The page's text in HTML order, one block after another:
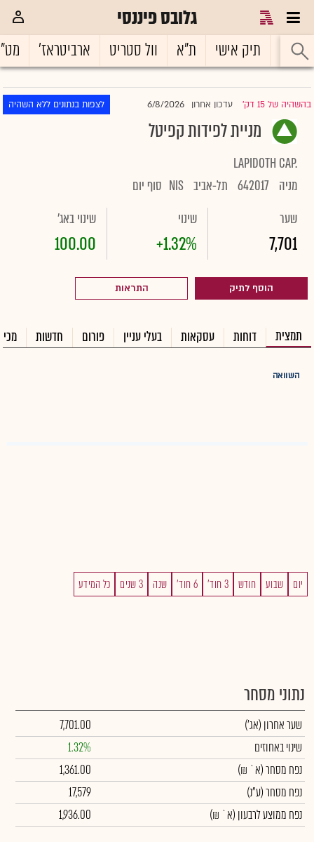
גלובס פיננסי
ראשי תיק אישי ת"א וול סטריט ארביטראז'
בהשהיה של 15 דק' |עדכון אחרון 6/8/2026 לצפות בנתונים ללא השהיה
מניית לפידות קפיטל
LAPIDOTH CAP.
מניה 642017 תל-אביב NIS סוף יום
שער
7,701
שינוי
+1.32%
שינוי באג'
100.00
הוסף לתיק התראות
תמצית דוחות עסקאות בעלי עניין פורום חדשות
השוואה
יום שבוע חודש 3 חוד' 6 חוד' שנה 3 שנים כל המידע
נתוני מסחר
שער אחרון (אג')
7,701.00
שינוי באחוזים
1.32%
נפח מסחר(א` ₪)
1,361.00
נפח מסחר(ע"נ)
17,579
נפח ממוצע לרבעון (א` ₪)
1,936.00